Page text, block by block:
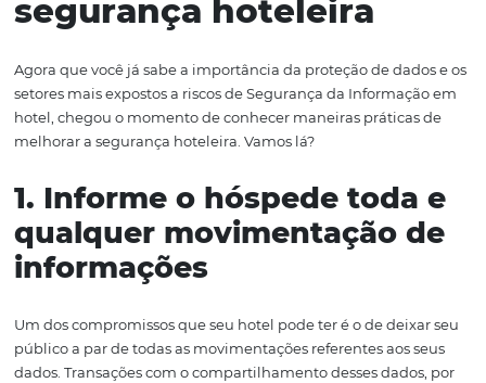
deverão solicitar apenas os dados que precisam para
Ainda, a coleta de dados dependerá do consentimento
titular, o que gera total autonomia para que o usuário
Portanto, é possível perceber que a Lei Geral de
Dados na hotelariainduz
de gestão e tratamento de dados
maior segurança e transparência aos usuários.